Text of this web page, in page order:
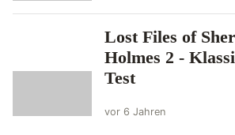
Lost Files of
Holmes 2 -
Test
vor 6 Jahren